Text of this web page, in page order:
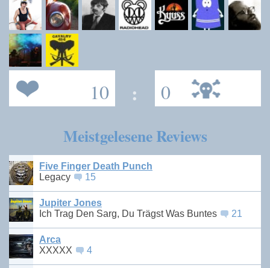
10 : 0
Meistgelesene Reviews
Five Finger Death Punch
Legacy
15
Jupiter Jones
Ich Trag Den Sarg, Du Trägst Was Buntes
21
Arca
XXXXX
4